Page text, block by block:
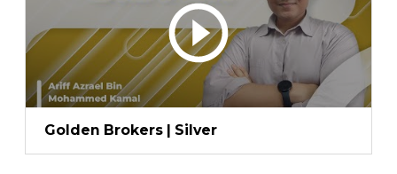
Golden Brokers | Silver